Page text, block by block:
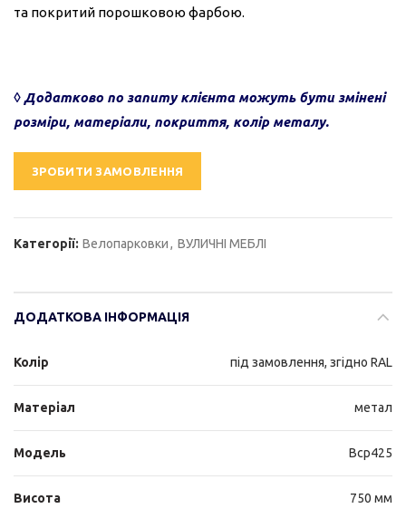
та покритий порошковою фарбою.
◊ Додатково по запиту клієнта можуть бути змінені
розміри, матеріали, покриття, колір металу.
ЗРОБИТИ ЗАМОВЛЕННЯ
Категорії: Велопарковки, ВУЛИЧНІ МЕБЛІ
ДОДАТКОВА ІНФОРМАЦІЯ
Колір під замовлення, згідно RAL
Матеріал метал
Модель Bcp425
Висота 750 мм